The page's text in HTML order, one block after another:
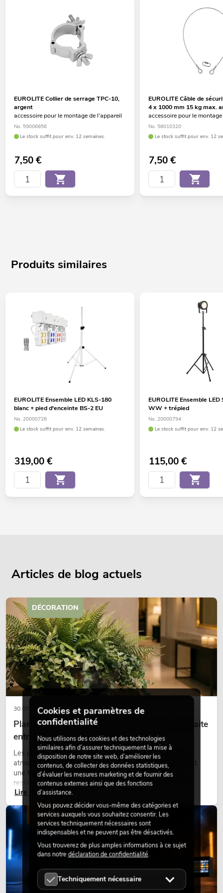
de danse; mariage/Gala/événements; DJ itinérants / artistes
solos; Restaurants, bars et hôtels
Possibilité d'utilisation: Volant; sur trépied
Utilisable dans le mode CH DMX 3; 4; 6; 8; 16; 18; 20
Entrée et sortie secteur pour interconnecter facilement jusqu'à
télécommande
EUROLITE Collier de serrage TPC-10,
argent
accessoire pour le montage de l'appareil
No. 59006856
Le stock suffit pour env. 12 semaines.
7,50€
EUROLITE Câble de
4 x 1000 mm 15 kg max.
accessoire pour le
No. 58010320
Le stock suffit pour env. 12
7,50€
Produits similaires
EUROLITE Ensemble LED KLS-180
blanc + pied d'enceinte BS-2 EU
No. 20000726
Le stock suffit pour env. 12 semaines.
319,00€
EUROLITE Ensemble LED
WW + trépied
No. 20000794
Le stock suffit pour env. 12
115,00€
Articles de blog actuels
30.07.2026
Plantes artificielles ignifugées : l'alliance parfaite
entre sécurité et design
Les plantes donnent vie aux espaces. Elles créent une
atmosphère agréable, améliorent l’ambiance et apportent
une touche naturelle. Que ce soit dans les hôtels, les
restaurants, les centres commerciaux, les immeubles de
bureaux ou sur les stands d’exposition, une végétalisation de
qualité fait depuis longtemps partie intégrante des concepts
d’aménagement modernes.
Lire maintenant
DÉCORATION
ÉCLAIRAGE
Cookies et paramètres de
confidentialité
Nous utilisons des cookies et des technologies
similaires afin d’assurer techniquement la mise à
disposition de notre site web, d’améliorer les
contenus, de collecter des données statistiques,
d’évaluer les mesures marketing et de fournir des
contenus externes ainsi que des fonctions
d’assistance.
Vous pouvez décider vous-même des catégories et
services auxquels vous souhaitez consentir. Les
services techniquement nécessaires sont
indispensables et ne peuvent pas être désactivés.
Vous trouverez de plus amples informations à ce sujet
dans notre déclaration de confidentialité.
Techniquement nécessaire